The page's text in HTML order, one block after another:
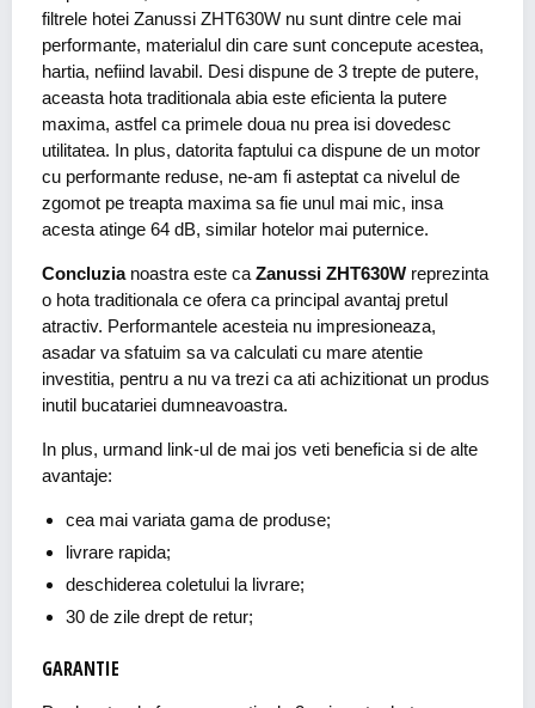
filtrele hotei Zanussi ZHT630W nu sunt dintre cele mai
performante, materialul din care sunt concepute acestea,
hartia, nefiind lavabil. Desi dispune de 3 trepte de putere,
aceasta hota traditionala abia este eficienta la putere
maxima, astfel ca primele doua nu prea isi dovedesc
utilitatea. In plus, datorita faptului ca dispune de un motor
cu performante reduse, ne-am fi asteptat ca nivelul de
zgomot pe treapta maxima sa fie unul mai mic, insa
acesta atinge 64 dB, similar hotelor mai puternice.
Concluzianoastra este ca Zanussi ZHT630W reprezinta
o hota traditionala ce ofera ca principal avantaj pretul
atractiv. Performantele acesteia nu impresioneaza,
asadar va sfatuim sa va calculati cu mare atentie
investitia, pentru a nu va trezi ca ati achizitionat un produs
inutil bucatariei dumneavoastra.
In plus, urmand link-ul de mai jos veti beneficia si de alte
avantaje:
cea mai variata gama de produse;
livrare rapida;
deschiderea coletului la livrare;
30 de zile drept de retur;
GARANTIE